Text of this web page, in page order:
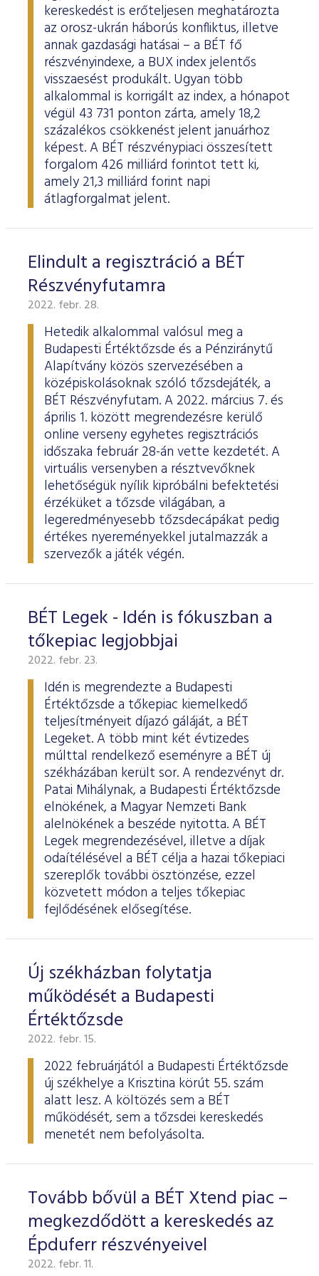
ESG Útmutató
kereskedést is erőteljesen meghatározta
az orosz-ukrán háborús konfliktus, illetve
annak gazdasági hatásai – a BÉT fő
részvényindexe, a BUX index jelentős
visszaesést produkált. Ugyan több
alkalommal is korrigált az index, a hónapot
végül 43 731 ponton zárta, amely 18,2
százalékos csökkenést jelent januárhoz
képest. A BÉT részvénypiaci összesített
forgalom 426 milliárd forintot tett ki,
amely 21,3 milliárd forint napi
átlagforgalmat jelent.
Elindult a regisztráció a BÉT
Részvényfutamra
2022. febr. 28.
Hetedik alkalommal valósul meg a
Budapesti Értéktőzsde és a Pénziránytű
Alapítvány közös szervezésében a
középiskolásoknak szóló tőzsdejáték, a
BÉT Részvényfutam. A 2022. március 7. és
április 1. között megrendezésre kerülő
online verseny egyhetes regisztrációs
időszaka február 28-án vette kezdetét. A
virtuális versenyben a résztvevőknek
lehetőségük nyílik kipróbálni befektetési
érzéküket a tőzsde világában, a
legeredményesebb tőzsdecápákat pedig
értékes nyereményekkel jutalmazzák a
szervezők a játék végén.
BÉT Legek - Idén is fókuszban a
tőkepiac legjobbjai
2022. febr. 23.
Idén is megrendezte a Budapesti
Értéktőzsde a tőkepiac kiemelkedő
teljesítményeit díjazó gáláját, a BÉT
Legeket. A több mint két évtizedes
múlttal rendelkező eseményre a BÉT új
székházában került sor. A rendezvényt dr.
Patai Mihálynak, a Budapesti Értéktőzsde
elnökének, a Magyar Nemzeti Bank
alelnökének a beszéde nyitotta. A BÉT
Legek megrendezésével, illetve a díjak
odaítélésével a BÉT célja a hazai tőkepiaci
szereplők további ösztönzése, ezzel
közvetett módon a teljes tőkepiac
fejlődésének elősegítése.
Új székházban folytatja
működését a Budapesti
Értéktőzsde
2022. febr. 15.
2022 februárjától a Budapesti Értéktőzsde
új székhelye a Krisztina körút 55. szám
alatt lesz. A költözés sem a BÉT
működését, sem a tőzsdei kereskedés
menetét nem befolyásolta.
Tovább bővül a BÉT Xtend piac –
megkezdődött a kereskedés az
Épduferr részvényeivel
2022. febr. 11.